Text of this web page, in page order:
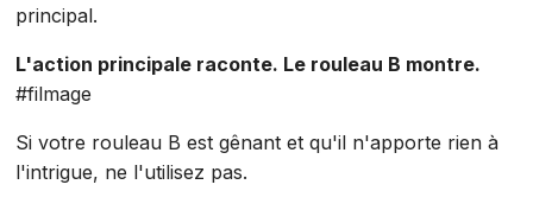
principal.
L'action principale raconte. Le rouleau B montre.
#filmage
Si votre rouleau B est gênant et qu'il n'apporte rien à
l'intrigue, ne l'utilisez pas.